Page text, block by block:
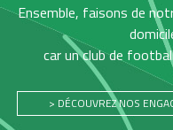
Ensemble, faisons de
car un club de
> DÉCOUVREZ NOS